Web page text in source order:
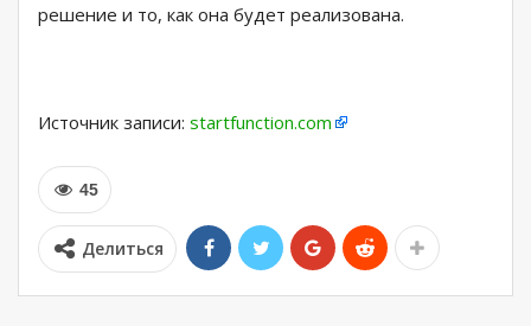
решение и то, как она будет реализована.
Источник записи: startfunction.com
45
Делиться